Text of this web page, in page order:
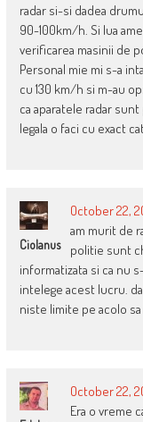
radar si-si dadea
90-100km/h. Si lua
verificarea masinii de
Personal mie mi s-a
cu 130 km/h si m-au
ca aparatele radar
legala o faci cu exact
Ciolanus
October 22,
am murit de
politie sunt
informatizata si ca nu
intelege acest lucru.
niste limite pe acolo
October 22,
Era o vreme